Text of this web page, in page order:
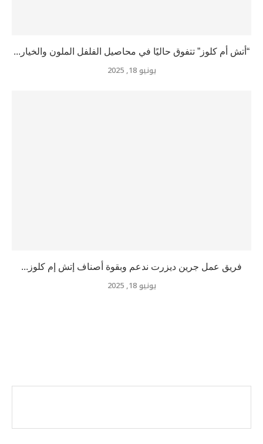
“أتش أم كلوز” تتفوق حاليًا في محاصيل الفلفل الملون والخيار...
يونيو 18, 2025
فريق عمل جرين ديزرت ندعم وبقوة أصناف إتش إم كلوز...
يونيو 18, 2025